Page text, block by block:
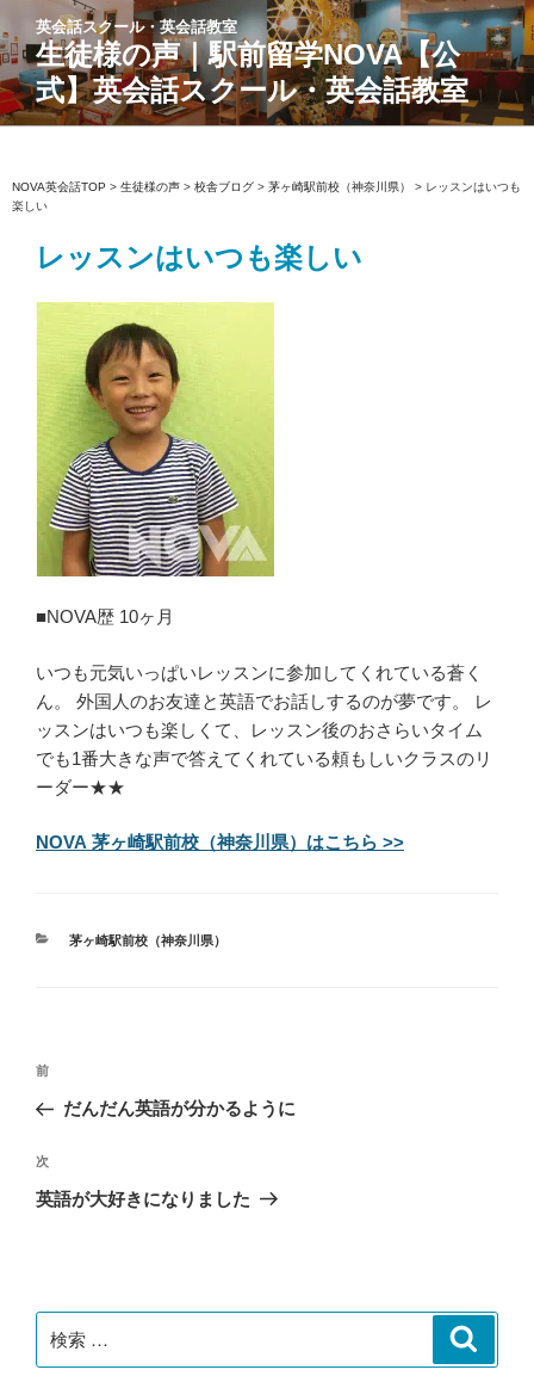
ン
テ
ン
ツ
ス
キ
英会話スクール・英会話教室
生徒様の声｜駅前留学NOVA【公
式】英会話スクール・英会話教室
NOVA英会話TOP > 生徒様の声 > 校舎ブログ > 茅ヶ崎駅前校（神奈川県） > レッスンはいつも
楽しい
レッスンはいつも楽しい
■NOVA歴 10ヶ月
いつも元気いっぱいレッスンに参加してくれている蒼く
ん。 外国人のお友達と英語でお話しするのが夢です。 レ
ッスンはいつも楽しくて、レッスン後のおさらいタイム
でも1番大きな声で答えてくれている頼もしいクラスのリ
ーダー★★
NOVA 茅ヶ崎駅前校（神奈川県）はこちら >>
カ
茅ヶ崎駅前校（神奈川県）
投
ナ
ビ
ゲ
ン
過
去
投
稿
前
だんだん英語が分かるように
次
の
次
英語が大好きになりました
索: